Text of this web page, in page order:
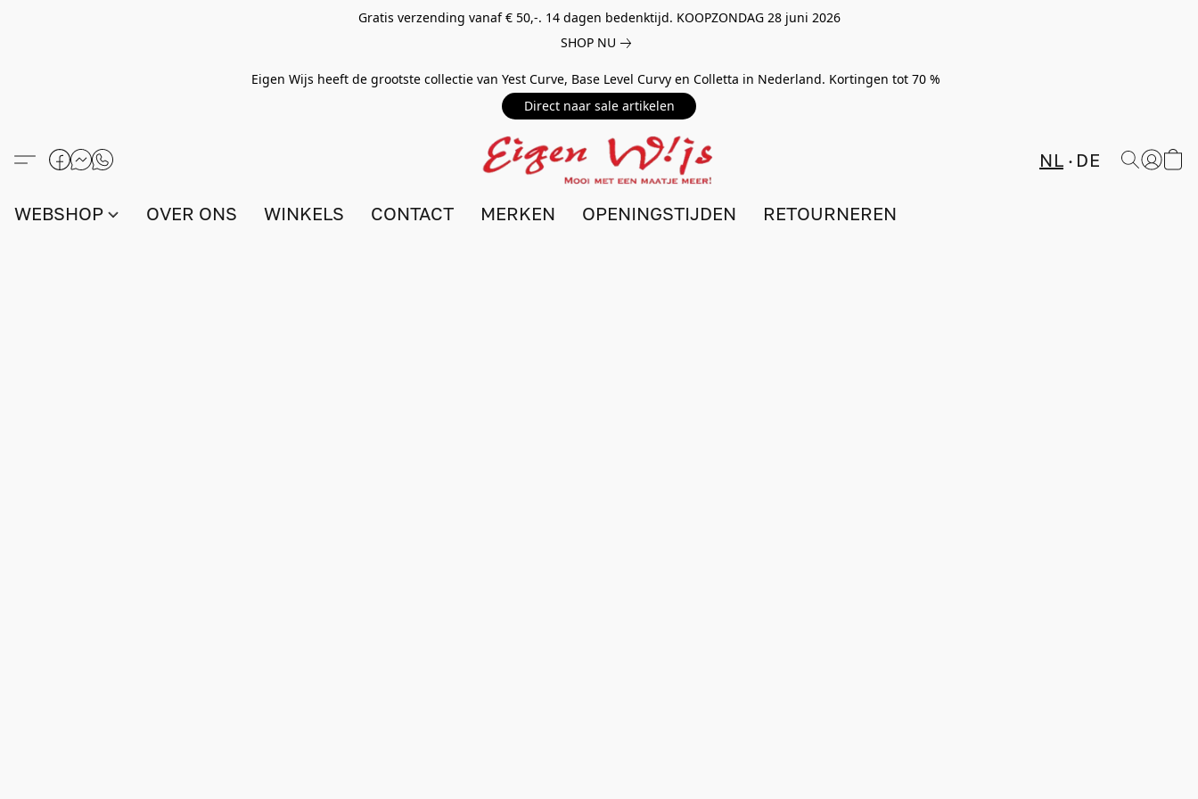
Gratis verzending vanaf € 50,-. 14 dagen bedenktijd. KOOPZONDAG 28 juni 2026
SHOP NU
Eigen Wijs heeft de grootste collectie van Yest Curve, Base Level Curvy en Colletta in Nederland. Kortingen tot 70 %
Direct naar sale artikelen
NL DE
WEBSHOP OVER ONS WINKELS CONTACT MERKEN OPENINGSTIJDEN RETOURNEREN